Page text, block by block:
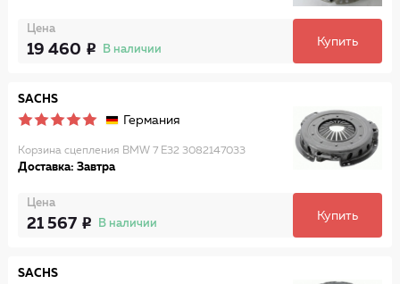
Цена
19 460 В наличии
Купить
SACHS
Германия
Корзина сцепления BMW 7 E32 3082147033
Доставка: Завтра
Цена
21 567 В наличии
Купить
SACHS